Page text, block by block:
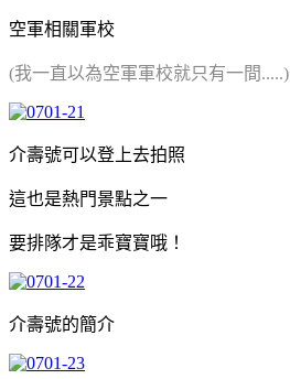
空軍相關軍校
(我一直以為空軍軍校就只有一間.....)
介壽號可以登上去拍照
這也是熱門景點之一
要排隊才是乖寶寶哦！
介壽號的簡介